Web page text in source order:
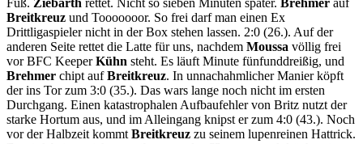
Breitkreuz und Tooooooor. So frei darf man einen Ex
Drittligaspieler nicht in der Box stehen lassen. 2:0 (26.). Auf der
anderen Seite rettet die Latte für uns, nachdem Moussa völlig frei
vor BFC KeeperKühn steht. Es läuft Minute fünfunddreißig, und
Brehmer chipt aufBreitkreuz. In unnachahmlicher Manier köpft
der ins Tor zum 3:0 (35.). Das wars lange noch nicht im ersten
Durchgang. Einen katastrophalen Aufbaufehler von Britz nutzt der
starke Hortum aus, und im Alleingang knipst er zum 4:0 (43.). Noch
vor der Halbzeit kommt Breitkreuz zu seinem lupenreinen Hattrick.